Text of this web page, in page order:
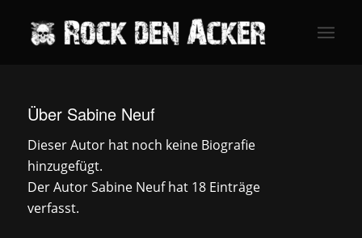
Über Sabine Neuf
Dieser Autor hat noch keine Biografie
hinzugefügt.
Der AutorSabine Neufhat 18 Einträge
verfasst.